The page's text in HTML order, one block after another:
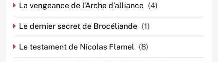
La vengeance de l’Arche d’alliance (4)
Le dernier secret de Brocéliande (1)
Le testament de Nicolas Flamel (8)